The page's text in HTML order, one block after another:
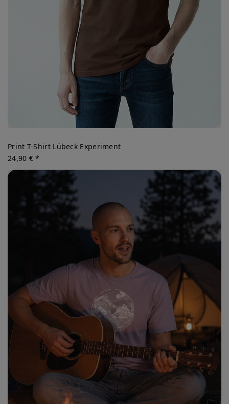
Print T-Shirt Lübeck Experiment
24,90 € *